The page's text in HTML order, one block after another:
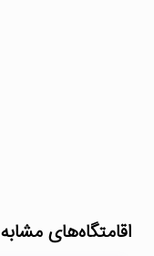
اقامتگاه‌های مشابه